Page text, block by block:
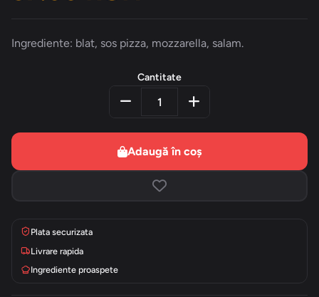
Ingrediente: blat, sos pizza, mozzarella, salam.
Cantitate
Adaugă în coș
Plata securizata
Livrare rapida
Ingrediente proaspete